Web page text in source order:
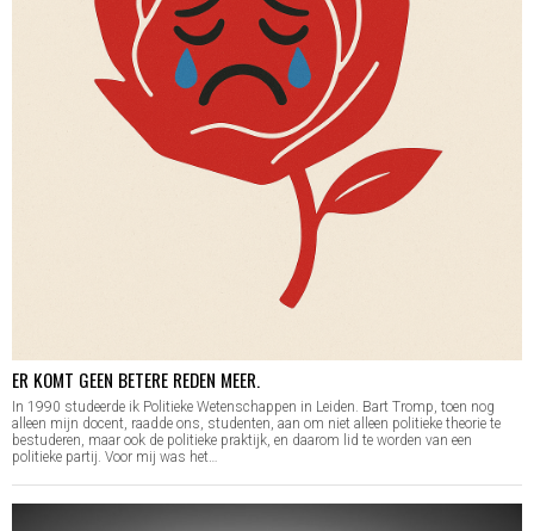
ER KOMT GEEN BETERE REDEN MEER.
In 1990 studeerde ik Politieke Wetenschappen in Leiden. Bart Tromp, toen nog
alleen mijn docent, raadde ons, studenten, aan om niet alleen politieke theorie te
bestuderen, maar ook de politieke praktijk, en daarom lid te worden van een
politieke partij. Voor mij was het…